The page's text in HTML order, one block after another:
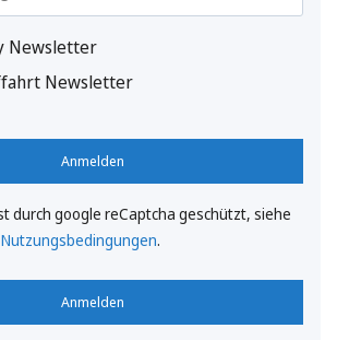
Newsletter
Newsletter
Anmelden
durch google reCaptcha geschützt, siehe
Nutzungsbedingungen.
Anmelden